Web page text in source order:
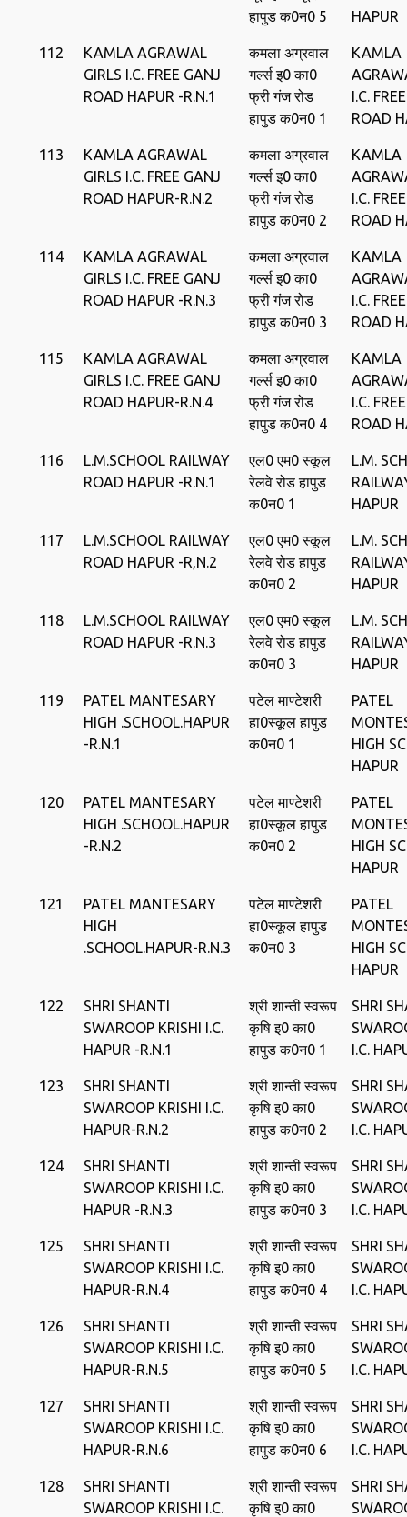
हापुड क0न0 5
HAPUR
112
KAMLA AGRAWAL
GIRLS I.C. FREE GANJ
ROAD HAPUR -R.N.1
कमला अग्रवाल
गर्ल्‍स इ0 का0
फ्री गंज रोड
हापुड क0न0 1
KAMLA
I.C.
ROAD
113
KAMLA AGRAWAL
GIRLS I.C. FREE GANJ
ROAD HAPUR-R.N.2
कमला अग्रवाल
गर्ल्‍स इ0 का0
फ्री गंज रोड
हापुड क0न0 2
KAMLA
I.C.
ROAD
114
KAMLA AGRAWAL
GIRLS I.C. FREE GANJ
ROAD HAPUR -R.N.3
कमला अग्रवाल
गर्ल्‍स इ0 का0
फ्री गंज रोड
हापुड क0न0 3
KAMLA
I.C.
ROAD
115
KAMLA AGRAWAL
GIRLS I.C. FREE GANJ
ROAD HAPUR-R.N.4
कमला अग्रवाल
गर्ल्‍स इ0 का0
फ्री गंज रोड
हापुड क0न0 4
KAMLA
I.C.
ROAD
116
L.M.SCHOOL RAILWAY
ROAD HAPUR -R.N.1
एल0 एम0 स्‍कूल
रेलवे रोड हापुड
क0न0 1
L.M.
HAPUR
117
L.M.SCHOOL RAILWAY
ROAD HAPUR -R,N.2
एल0 एम0 स्‍कूल
रेलवे रोड हापुड
क0न0 2
L.M.
HAPUR
118
L.M.SCHOOL RAILWAY
ROAD HAPUR -R.N.3
एल0 एम0 स्‍कूल
रेलवे रोड हापुड
क0न0 3
L.M.
HAPUR
119
PATEL MANTESARY
HIGH .SCHOOL.HAPUR
-R.N.1
पटेल माण्‍टेशरी
हा0स्‍कूल हापुड
क0न0 1
PATEL
HIGH
HAPUR
120
PATEL MANTESARY
HIGH .SCHOOL.HAPUR
-R.N.2
पटेल माण्‍टेशरी
हा0स्‍कूल हापुड
क0न0 2
PATEL
HIGH
HAPUR
121
PATEL MANTESARY
HIGH
.SCHOOL.HAPUR-R.N.3
पटेल माण्‍टेशरी
हा0स्‍कूल हापुड
क0न0 3
PATEL
HIGH
HAPUR
122
SHRI SHANTI
SWAROOP KRISHI I.C.
HAPUR -R.N.1
श्री शान्‍ती स्‍वरूप
कृषि इ0 का0
हापुड क0न0 1
SHRI
I.C.
123
SHRI SHANTI
SWAROOP KRISHI I.C.
HAPUR-R.N.2
श्री शान्‍ती स्‍वरूप
कृषि इ0 का0
हापुड क0न0 2
SHRI
I.C.
124
SHRI SHANTI
SWAROOP KRISHI I.C.
HAPUR -R.N.3
श्री शान्‍ती स्‍वरूप
कृषि इ0 का0
हापुड क0न0 3
SHRI
I.C.
125
SHRI SHANTI
SWAROOP KRISHI I.C.
HAPUR-R.N.4
श्री शान्‍ती स्‍वरूप
कृषि इ0 का0
हापुड क0न0 4
SHRI
I.C.
126
SHRI SHANTI
SWAROOP KRISHI I.C.
HAPUR-R.N.5
श्री शान्‍ती स्‍वरूप
कृषि इ0 का0
हापुड क0न0 5
SHRI
I.C.
127
SHRI SHANTI
SWAROOP KRISHI I.C.
HAPUR-R.N.6
श्री शान्‍ती स्‍वरूप
कृषि इ0 का0
हापुड क0न0 6
SHRI
I.C.
128
SHRI SHANTI
SWAROOP KRISHI I.C.
श्री शान्‍ती स्‍वरूप
कृषि इ0 का0
SHRI